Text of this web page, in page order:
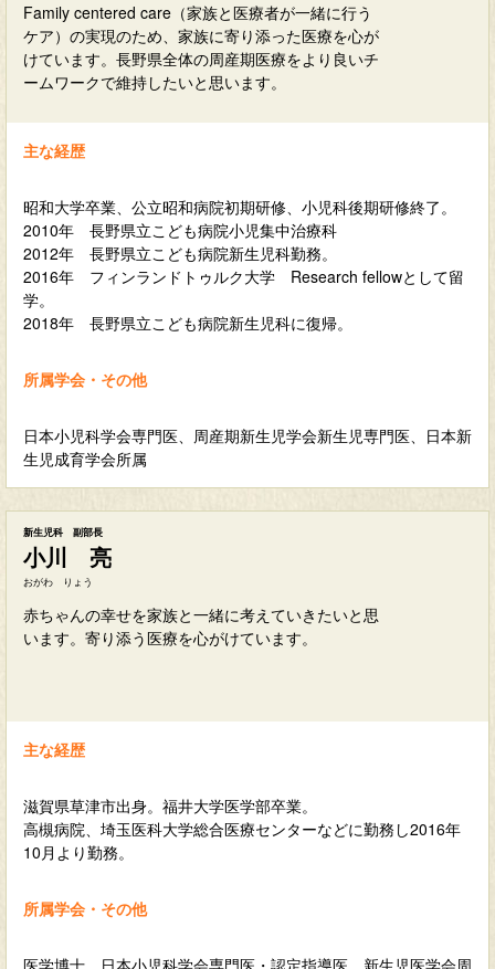
Family centered care（家族と医療者が一緒に行う
ケア）の実現のため、家族に寄り添った医療を心が
けています。長野県全体の周産期医療をより良いチ
ームワークで維持したいと思います。
主な経歴
昭和大学卒業、公立昭和病院初期研修、小児科後期研修終了。
2010年 長野県立こども病院小児集中治療科
2012年 長野県立こども病院新生児科勤務。
2016年 フィンランドトゥルク大学 Research fellowとして留
学。
2018年 長野県立こども病院新生児科に復帰。
所属学会・その他
日本小児科学会専門医、周産期新生児学会新生児専門医、日本新
生児成育学会所属
新生児科 副部長
小川 亮
おがわ りょう
赤ちゃんの幸せを家族と一緒に考えていきたいと思
います。寄り添う医療を心がけています。
主な経歴
滋賀県草津市出身。福井大学医学部卒業。
高槻病院、埼玉医科大学総合医療センターなどに勤務し2016年
10月より勤務。
所属学会・その他
医学博士、日本小児科学会専門医・認定指導医、新生児医学会周